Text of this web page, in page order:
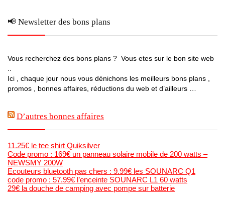
📢 Newsletter des bons plans
Vous recherchez des bons plans ? Vous etes sur le bon site web
Ici , chaque jour nous vous dénichons les meilleurs bons plans ,
promos , bonnes affaires, réductions du web et d’ailleurs …
D’autres bonnes affaires
11.25€ le tee shirt Quiksilver
Code promo : 169€ un panneau solaire mobile de 200 watts –
NEWSMY 200W
Ecouteurs bluetooth pas chers : 9.99€ les SOUNARC Q1
code promo : 57.99€ l’enceinte SOUNARC L1 60 watts
29€ la douche de camping avec pompe sur batterie